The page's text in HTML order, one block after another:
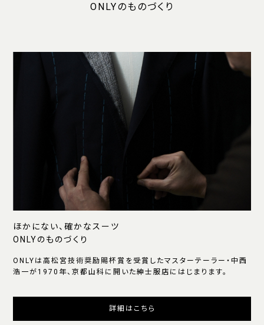
ONLYのものづくり
ほかにない、確かなスーツ
ONLYのものづくり
ONLYは高松宮技術奨励賜杯賞を受賞したマスターテーラー・中西
浩一が1970年、京都山科に開いた紳士服店にはじまります。
詳細はこちら